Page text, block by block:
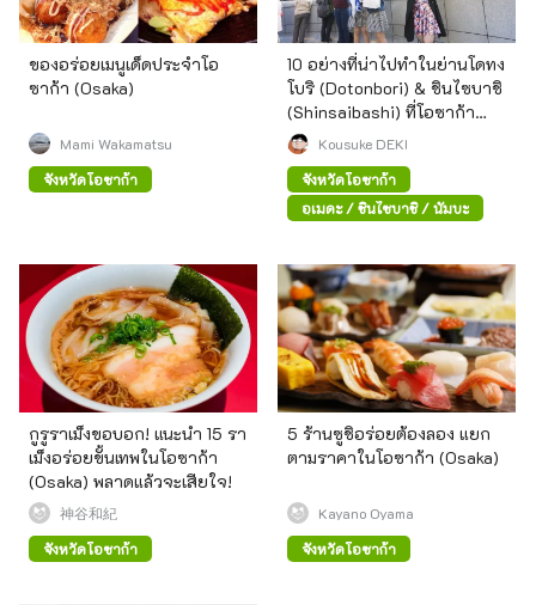
ของอร่อยเมนูเด็ดประจำโอ
ซาก้า (Osaka)
Mami Wakamatsu
จังหวัดโอซาก้า
10 อย่างที่น่าไปทำในย่านโดทง
โบริ (Dotonbori) & ชินไซบาชิ
(Shinsaibashi) ที่โอซาก้า
(Osaka)Kousuke DEKI
จังหวัดโอซาก้า
อุเมดะ / ชินไซบาชิ / นัมบะ
กูรูราเม็งขอบอก! แนะนำ 15 รา
เม็งอร่อยขั้นเทพในโอซาก้า
(Osaka) พลาดแล้วจะเสียใจ!
神谷和紀
จังหวัดโอซาก้า
5 ร้านซูชิอร่อยต้องลอง แยก
ตามราคาในโอซาก้า (Osaka)
Kayano Oyama
จังหวัดโอซาก้า